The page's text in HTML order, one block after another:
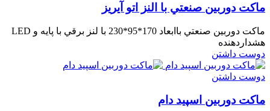
ماكت دوربين صنعتي با النز اتو آیریز
ماكت دوربين صنعتي باابعاد 170*95*230 با لنز برقي با پايه و LED
هشداردهنده
دوست داشتن
دوست داشتن
ماکت دوربین اسپید دام